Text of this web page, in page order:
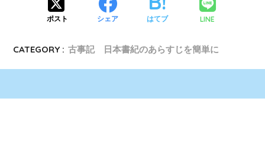
ポスト シェア はてブ LINE
CATEGORY : 古事記 日本書紀のあらすじを簡単に